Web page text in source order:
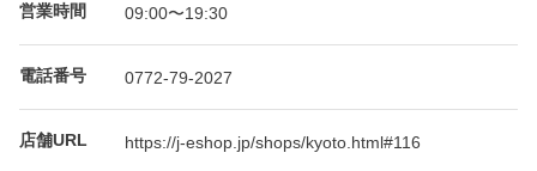
営業時間 09:00〜19:30
電話番号 0772-79-2027
店舗URL https://j-eshop.jp/shops/kyoto.html#116